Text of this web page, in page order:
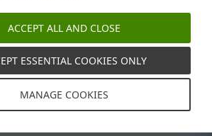
за потребителя на ESET
spol. s r.o. – всички права запазени.
ACCEPT ALL AND CLOSE
ESSENTIAL COOKIES ONLY
MANAGE COOKIES